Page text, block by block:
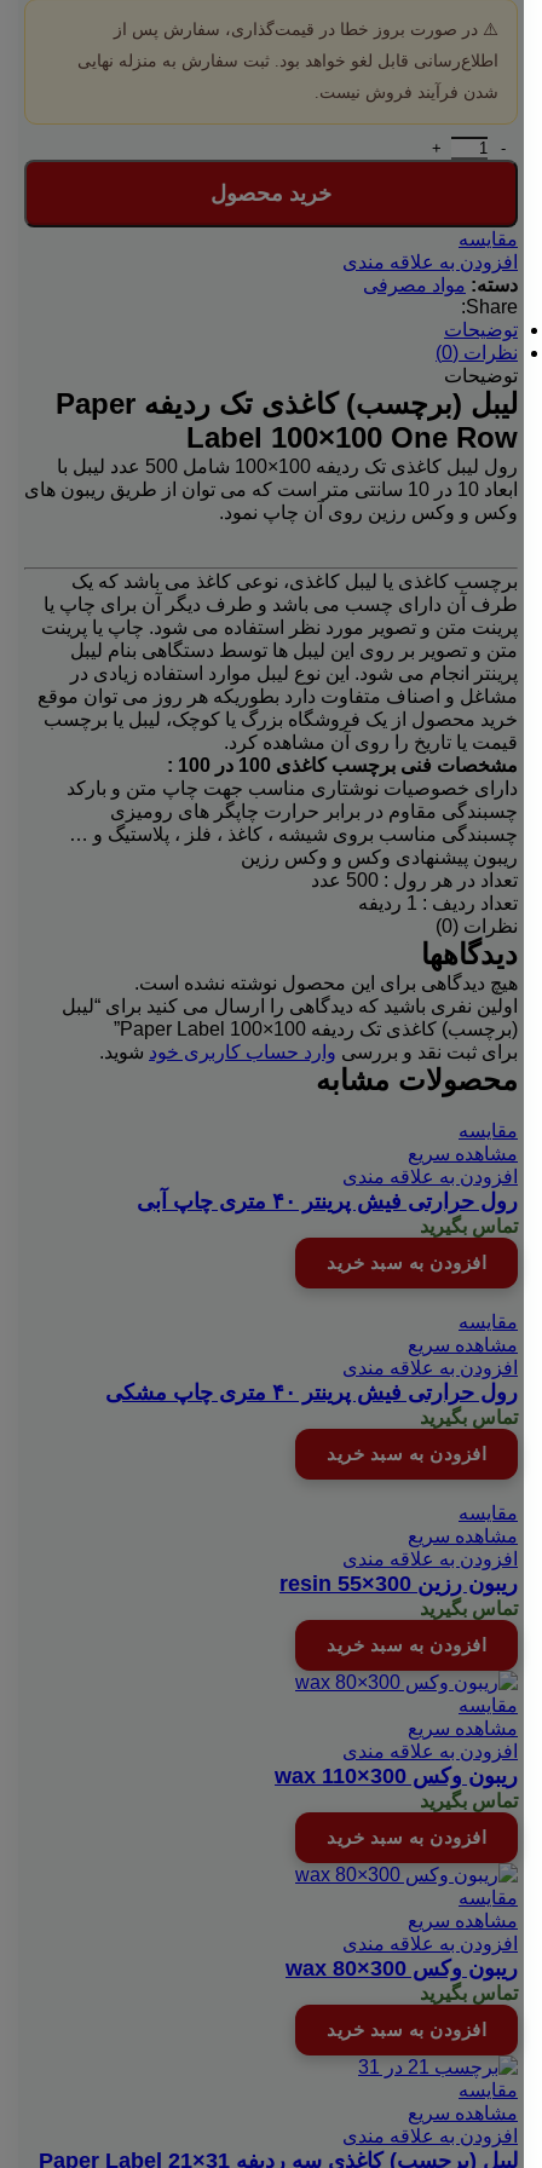
⚠️ در صورت بروز خطا در قیمت‌گذاری، سفارش پس از
اطلاع‌رسانی قابل لغو خواهد بود. ثبت سفارش به منزله نهایی
شدن فرآیند فروش نیست.
لیبل (برچسب) کاغذی تک ردیفه Paper Label 100x100 عدد
خرید محصول
مقایسه
افزودن به علاقه مندی
دسته: مواد مصرفی
Share:
توضیحات
نظرات (0)
توضیحات
لیبل (برچسب) کاغذی تک ردیفه Paper
Label 100×100 One Row
رول لیبل کاغذی تک ردیفه 100×100 شامل 500 عدد لیبل با
ابعاد 10 در 10 سانتی متر است که می توان از طریق ریبون های
وکس و وکس رزین روی آن چاپ نمود.
برچسب کاغذی یا لیبل کاغذی، نوعی کاغذ می باشد که یک
طرف آن دارای چسب می باشد و طرف دیگر آن برای چاپ یا
پرینت متن و تصویر مورد نظر استفاده می شود. چاپ یا پرینت
متن و تصویر بر روی این لیبل ها توسط دستگاهی بنام لیبل
پرینتر انجام می شود. این نوع لیبل موارد استفاده زیادی در
مشاغل و اصناف متفاوت دارد بطوریکه هر روز می توان موقع
خرید محصول از یک فروشگاه بزرگ یا کوچک، لیبل یا برچسب
قیمت یا تاریخ را روی آن مشاهده کرد.
مشخصات فنی برچسب کاغذی 100 در 100 :
دارای خصوصیات نوشتاری مناسب جهت چاپ متن و بارکد
چسبندگی مقاوم در برابر حرارت چاپگر های رومیزی
چسبندگی مناسب بروی شیشه ، کاغذ ، فلز ، پلاستیگ و …
ریبون پیشنهادی وکس و وکس رزین
تعداد در هر رول : 500 عدد
تعداد ردیف : 1 ردیفه
نظرات (0)
دیدگاهها
هیچ دیدگاهی برای این محصول نوشته نشده است.
اولین نفری باشید که دیدگاهی را ارسال می کنید برای “لیبل
(برچسب) کاغذی تک ردیفه Paper Label 100×100”
برای ثبت نقد و بررسی وارد حساب کاربری خود شوید.
محصولات مشابه
مقایسه
مشاهده سریع
افزودن به علاقه مندی
رول حرارتی فیش پرینتر ۴۰ متری چاپ آبی
تماس بگیرید
افزودن به سبد خرید
مقایسه
مشاهده سریع
افزودن به علاقه مندی
رول حرارتی فیش پرینتر ۴۰ متری چاپ مشکی
تماس بگیرید
افزودن به سبد خرید
مقایسه
مشاهده سریع
افزودن به علاقه مندی
ریبون رزین resin 55×300
تماس بگیرید
افزودن به سبد خرید
مقایسه
مشاهده سریع
افزودن به علاقه مندی
ریبون وکس wax 110×300
تماس بگیرید
افزودن به سبد خرید
مقایسه
مشاهده سریع
افزودن به علاقه مندی
ریبون وکس wax 80×300
تماس بگیرید
افزودن به سبد خرید
مقایسه
مشاهده سریع
افزودن به علاقه مندی
لیبل (برچسب) کاغذی سه ردیفه Paper Label 21×31